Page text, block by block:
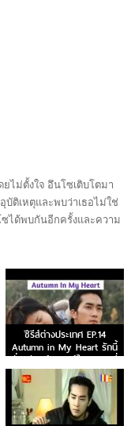
ไม่ตั้งใจ อึนโซเติบโตมา
ติเหตุและพบว่าเธอไม่ใช่
ซได้พบกันอีกครั้งและความ
ซีรีส์ต่างประเทศ EP.14
Autumn in My Heart รักนี้
ชั่วนิรันดร์ พากย์ไทย ตอนที่
14